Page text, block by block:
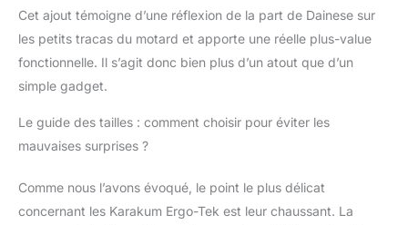
Cet ajout témoigne d’une réflexion de la part de Dainese sur
les petits tracas du motard et apporte une réelle plus-value
fonctionnelle. Il s’agit donc bien plus d’un atout que d’un
simple gadget.
Le guide des tailles : comment choisir pour éviter les
mauvaises surprises ?
Comme nous l’avons évoqué, le point le plus délicat
concernant les Karakum Ergo-Tek est leur chaussant. La